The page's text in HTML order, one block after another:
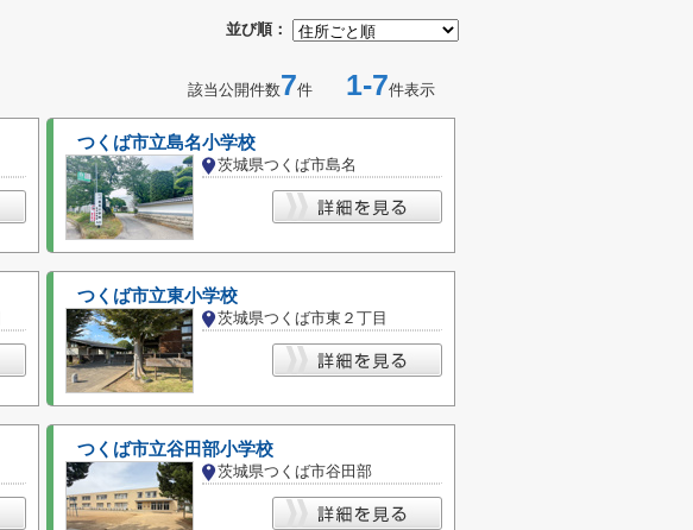
並び順：
該当公開件数7件 1-7件表示
つくば市立島名小学校
茨城県つくば市島名
つくば市立東小学校
茨城県つくば市東２丁目
つくば市立谷田部小学校
茨城県つくば市谷田部